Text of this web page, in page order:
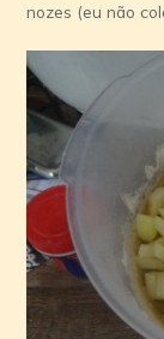
nozes (eu não